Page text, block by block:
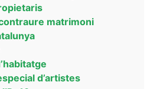
matrimoni
d’artistes